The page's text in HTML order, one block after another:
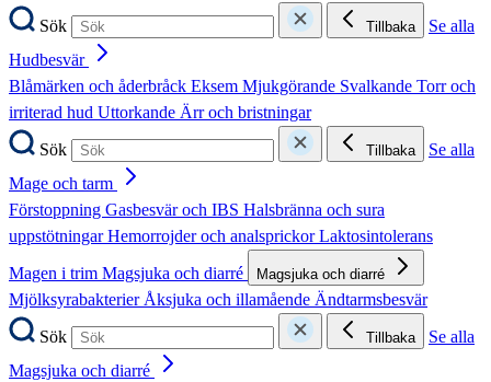
Sök
Tillbaka
Se alla
Hudbesvär
Blåmärken och åderbråck Eksem Mjukgörande Svalkande Torr och
irriterad hud Uttorkande Ärr och bristningar
Sök
Tillbaka
Se alla
Mage och tarm
Förstoppning Gasbesvär och IBS Halsbränna och sura
uppstötningarHemorrojder och analsprickorLaktosintolerans
Magen i trim Magsjuka och diarré Magsjuka och diarré
MjölksyrabakterierÅksjuka och illamående Ändtarmsbesvär
Sök
Tillbaka
Se alla
Magsjuka och diarré